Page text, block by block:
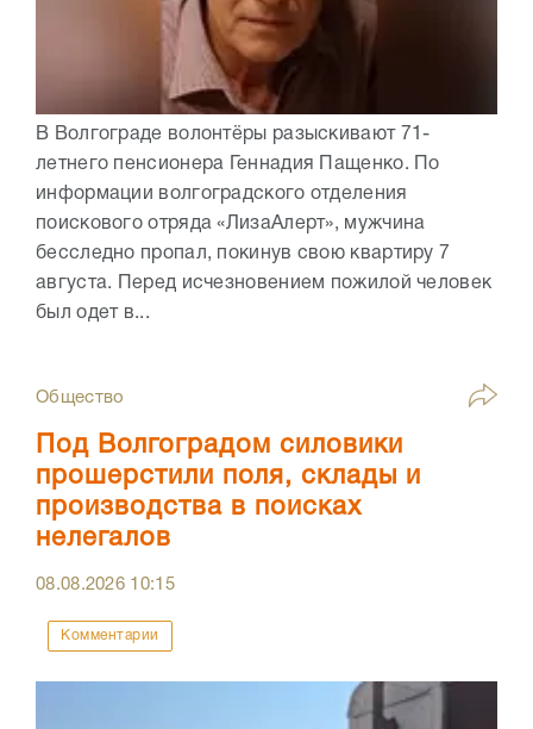
В Волгограде волонтёры разыскивают 71-
летнего пенсионера Геннадия Пащенко. По
информации волгоградского отделения
поискового отряда «ЛизаАлерт», мужчина
бесследно пропал, покинув свою квартиру 7
августа. Перед исчезновением пожилой человек
был одет в...
Общество
Под Волгоградом силовики
прошерстили поля, склады и
производства в поисках
нелегалов
08.08.2026 10:15
Комментарии